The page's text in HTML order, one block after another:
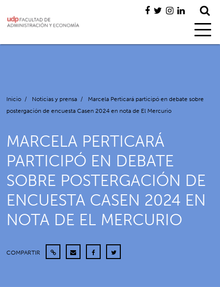
Inicio / Noticias y prensa /
Marcela Perticará participó en debate sobre
postergación de encuesta Casen 2024 en nota de El Mercurio
MARCELA PERTICARÁ
PARTICIPÓ EN DEBATE
SOBRE POSTERGACIÓN DE
ENCUESTA CASEN 2024 EN
NOTA DE EL MERCURIO
COMPARTIR